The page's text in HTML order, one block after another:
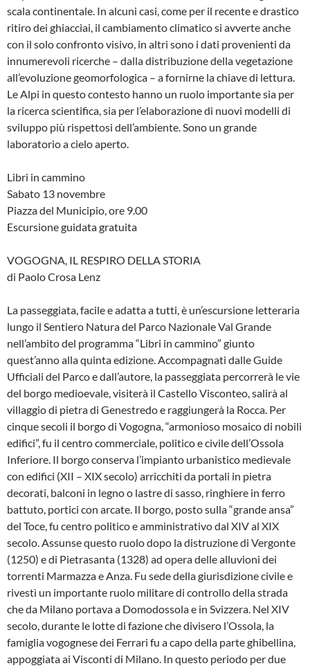
scala continentale. In alcuni casi, come per il recente e drastico
ritiro dei ghiacciai, il cambiamento climatico si avverte anche
con il solo confronto visivo, in altri sono i dati provenienti da
innumerevoli ricerche – dalla distribuzione della vegetazione
all’evoluzione geomorfologica – a fornirne la chiave di lettura.
Le Alpi in questo contesto hanno un ruolo importante sia per
la ricerca scientifica, sia per l’elaborazione di nuovi modelli di
sviluppo più rispettosi dell’ambiente. Sono un grande
laboratorio a cielo aperto.
Libri in cammino
Sabato 13 novembre
Piazza del Municipio, ore 9.00
Escursione guidata gratuita
VOGOGNA, IL RESPIRO DELLA STORIA
di Paolo Crosa Lenz
La passeggiata, facile e adatta a tutti, è un’escursione letteraria
lungo il Sentiero Natura del Parco Nazionale Val Grande
nell’ambito del programma “Libri in cammino” giunto
quest’anno alla quinta edizione. Accompagnati dalle Guide
Ufficiali del Parco e dall’autore, la passeggiata percorrerà le vie
del borgo medioevale, visiterà il Castello Visconteo, salirà al
villaggio di pietra di Genestredo e raggiungerà la Rocca. Per
cinque secoli il borgo di Vogogna, “armonioso mosaico di nobili
edifici”, fu il centro commerciale, politico e civile dell’Ossola
Inferiore. Il borgo conserva l’impianto urbanistico medievale
con edifici (XII – XIX secolo) arricchiti da portali in pietra
decorati, balconi in legno o lastre di sasso, ringhiere in ferro
battuto, portici con arcate. Il borgo, posto sulla “grande ansa”
del Toce, fu centro politico e amministrativo dal XIV al XIX
secolo. Assunse questo ruolo dopo la distruzione di Vergonte
(1250) e di Pietrasanta (1328) ad opera delle alluvioni dei
torrenti Marmazza e Anza. Fu sede della giurisdizione civile e
rivestì un importante ruolo militare di controllo della strada
che da Milano portava a Domodossola e in Svizzera. Nel XIV
secolo, durante le lotte di fazione che divisero l’Ossola, la
famiglia vogognese dei Ferrari fu a capo della parte ghibellina,
appoggiata ai Visconti di Milano. In questo periodo per due